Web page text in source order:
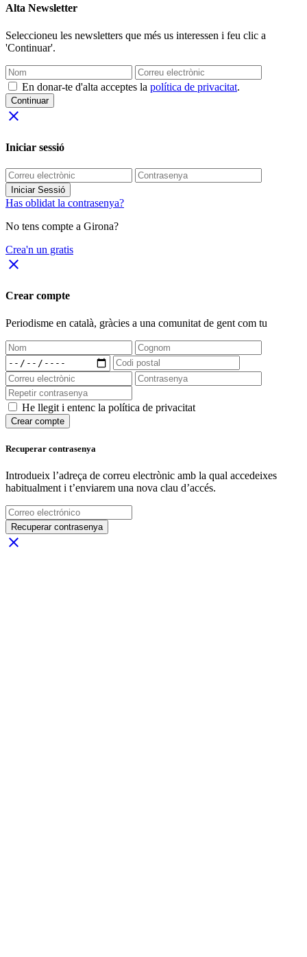
Alta Newsletter
Seleccioneu les newsletters que més us interessen i feu clic a
'Continuar'.
En donar-te d'alta acceptes la política de privacitat.
Continuar
close
Iniciar sessió
Iniciar Sessió
Has oblidat la contrasenya?
No tens compte a Girona?
Crea'n un gratis
close
Crear compte
Periodisme en català, gràcies a una comunitat de gent com tu
He llegit i entenc la política de privacitat
Crear compte
Recuperar contrasenya
Introdueix l’adreça de correu electrònic amb la qual accedeixes
habitualment i t’enviarem una nova clau d’accés.
Recuperar contrasenya
close